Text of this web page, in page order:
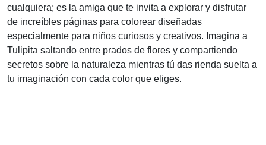
cualquiera; es la amiga que te invita a explorar y disfrutar
de increíbles páginas para colorear diseñadas
especialmente para niños curiosos y creativos. Imagina a
Tulipita saltando entre prados de flores y compartiendo
secretos sobre la naturaleza mientras tú das rienda suelta a
tu imaginación con cada color que eliges.